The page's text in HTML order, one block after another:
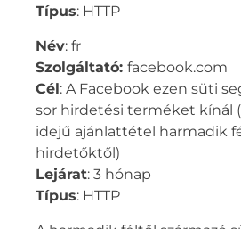
Típus: HTTP
Név: fr
Szolgáltató: facebook.com
Cél : A Facebook ezen süti
sor hirdetési terméket kínál
idejű ajánlattétel harmadik
hirdetőktől)
Lejárat: 3 hónap
Típus: HTTP